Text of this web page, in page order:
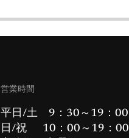
営業時間
平日/土 9：30～19：00
日/祝 10：00～19：00